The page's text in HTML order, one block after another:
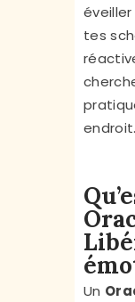
tes
endroit.
Un